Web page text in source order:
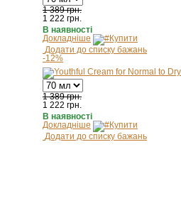
1 389 грн.
1 222 грн.
В наявності
Докладніше
Купити
Додати до списку бажань
-12%
1 389 грн.
1 222 грн.
В наявності
Докладніше
Купити
Додати до списку бажань